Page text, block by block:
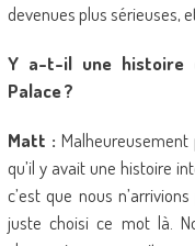
devenues plus sérieuses,
Y a-t-il une histoire
Palace ?
Matt :
qu’il y avait une histoire
c’est que nous
juste choisi ce mot là.